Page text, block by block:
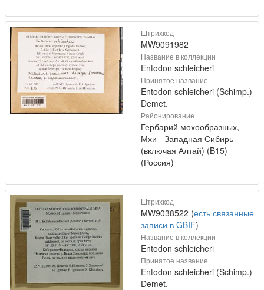
Штрихкод
MW9091982
Название в коллекции
Entodon schleicheri
Принятое название
Entodon schleicheri (Schimp.)
Demet.
Районирование
Гербарий мохообразных,
Мхи - Западная Сибирь
(включая Алтай) (B15)
(Россия)
Штрихкод
MW9038522 (есть связанные
записи в GBIF)
Название в коллекции
Entodon schleicheri
Принятое название
Entodon schleicheri (Schimp.)
Demet.